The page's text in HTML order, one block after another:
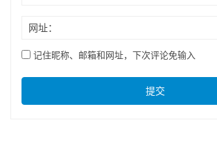
网址：
记住昵称、邮箱和网址，下次评论免输入
提交